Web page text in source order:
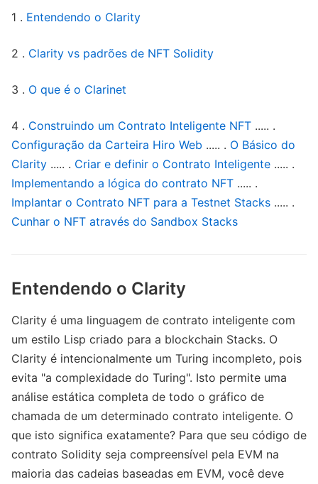
1 . Entendendo o Clarity
2 . Clarity vs padrões de NFT Solidity
3 . O que é o Clarinet
4 . Construindo um Contrato Inteligente NFT ..... .
Configuração da Carteira Hiro Web ..... . O Básico do
Clarity ..... . Criar e definir o Contrato Inteligente ..... .
Implementando a lógica do contrato NFT ..... .
Implantar o Contrato NFT para a Testnet Stacks ..... .
Cunhar o NFT através do Sandbox Stacks
Entendendo o Clarity
Clarity é uma linguagem de contrato inteligente com
um estilo Lisp criado para a blockchain Stacks. O
Clarity é intencionalmente um Turing incompleto, pois
evita "a complexidade do Turing". Isto permite uma
análise estática completa de todo o gráfico de
chamada de um determinado contrato inteligente. O
que isto significa exatamente? Para que seu código de
contrato Solidity seja compreensível pela EVM na
maioria das cadeias baseadas em EVM, você deve